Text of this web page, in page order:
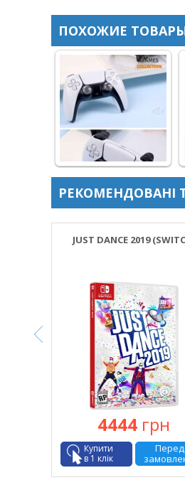
ПОХОЖИЕ
РЕКОМЕНДОВАНІ
JUST DANCE 2019
4444 грн
Купити
в 1 клік